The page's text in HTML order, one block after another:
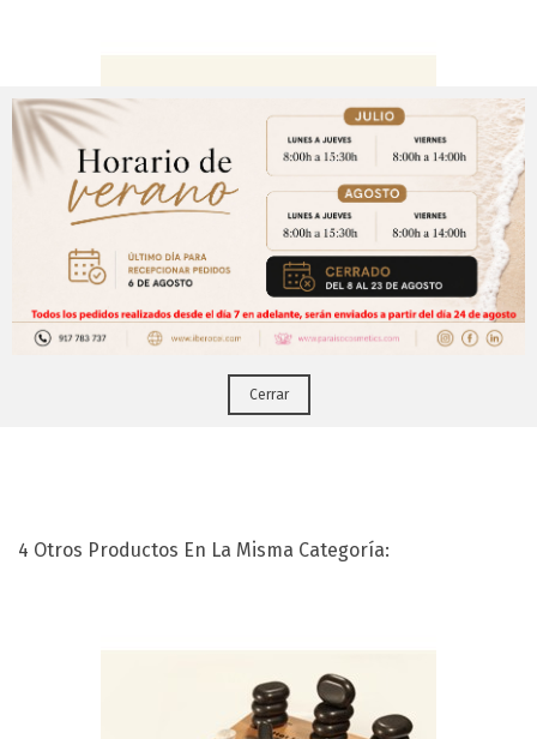
Set De Chakras ( 7 Und)
4 Otros Productos En La Misma Categoría:
Aviso Importante
¡Regístrate para acceder a los precios y realizar
tus pedidos online.!
Puedes hacerlo desdeAqui!
CERRAR
Cerrar